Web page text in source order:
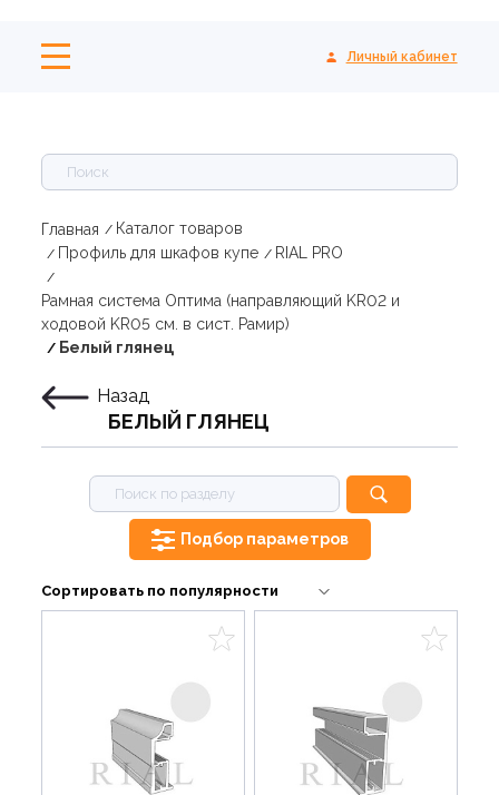
Личный кабинет
Главная
Каталог товаров
Профиль для шкафов купе
RIAL PRO
Рамная система Оптима (направляющий KR02 и
ходовой KR05 см. в сист. Рамир)
Белый глянец
Назад
БЕЛЫЙ ГЛЯНЕЦ
Подбор параметров